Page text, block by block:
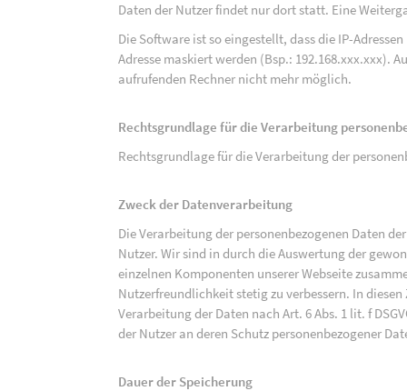
Daten der Nutzer findet nur dort statt. Eine
Die Software ist so eingestellt, dass die IP-
Adresse maskiert werden (Bsp.: 192.168.xxx.xxx).
aufrufenden Rechner nicht mehr möglich.
Rechtsgrundlage für die Verarbeitung
Rechtsgrundlage für die Verarbeitung der
Zweck der Datenverarbeitung
Die Verarbeitung der personenbezogenen Daten
Nutzer. Wir sind in durch die Auswertung der
einzelnen Komponenten unserer Webseite
Nutzerfreundlichkeit stetig zu verbessern. In
Verarbeitung der Daten nach Art. 6 Abs. 1 lit. f
der Nutzer an deren Schutz personenbezogener
Dauer der Speicherung